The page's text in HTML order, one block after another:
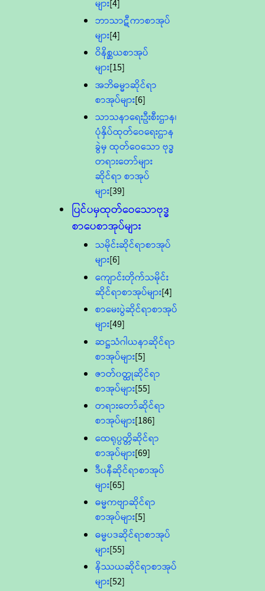
များ[4]
ဘာသာဋီကာစာအုပ်
များ[4]
ဝိနိစ္ဆယစာအုပ်
များ[15]
အဘိဓမ္မာဆိုင်ရာ
စာအုပ်များ[6]
သာသနာရေးဦးစီးဌာန၊
ပုံနှိပ်ထုတ်ဝေရေးဌာန
ခွဲမှ ထုတ်ဝေသော ဗုဒ္ဓ
တရားတော်များ
ဆိုင်ရာ စာအုပ်
များ[39]
ပြင်ပမှထုတ်ဝေသောဗုဒ္ဓ
စာပေစာအုပ်များ
သမိုင်းဆိုင်ရာစာအုပ်
များ[6]
ကျောင်းတိုက်သမိုင်း
ဆိုင်ရာစာအုပ်များ[4]
စာမေးပွဲဆိုင်ရာစာအုပ်
များ[49]
ဆဋ္ဌသံဂါယနာဆိုင်ရာ
စာအုပ်များ[5]
ဇာတ်၀တ္ထုဆိုင်ရာ
စာအုပ်များ[55]
တရားတော်ဆိုင်ရာ
စာအုပ်များ[186]
ထေရုပ္ပတ္တိဆိုင်ရာ
စာအုပ်များ[69]
ဒီပနီဆိုင်ရာစာအုပ်
များ[65]
ဓမ္မကဗျာဆိုင်ရာ
စာအုပ်များ[5]
ဓမ္မပဒဆိုင်ရာစာအုပ်
များ[55]
နိဿယဆိုင်ရာစာအုပ်
များ[52]